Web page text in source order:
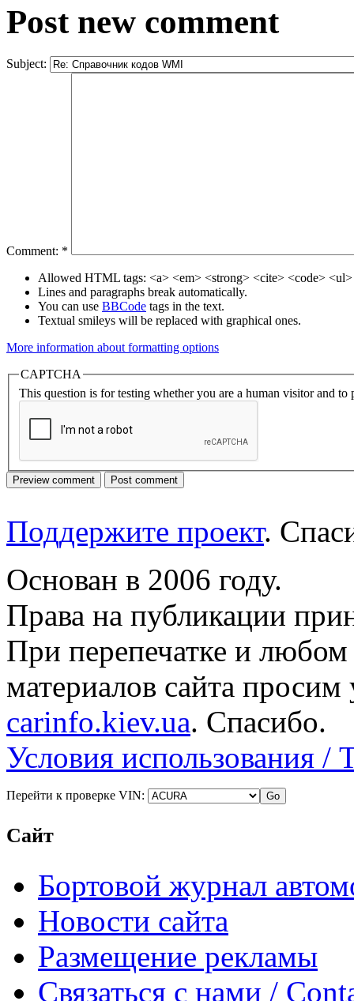
Post new comment
Subject:
Comment: *
Allowed HTML tags: <a> <em> <strong> <cite> <code>
Lines and paragraphs break automatically.
You can use BBCode tags in the text.
Textual smileys will be replaced with graphical ones.
More information about formatting options
CAPTCHA
This question is for testing whether you are a human visitor and to
Поддержите проект.
Основан в 2006 году.
Права на публикации
При перепечатке и
материалов сайта просим
carinfo.kiev.ua. Спасибо.
Условия использования /
Перейти к проверке VIN:
Сайт
Бортовой журнал
Новости сайта
Размещение рекламы
Связаться с нами /